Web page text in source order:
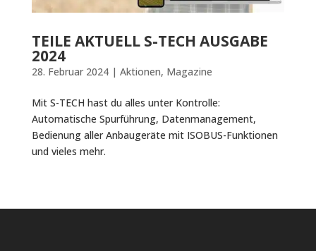
TEILE AKTUELL S-TECH AUSGABE
2024
28. Februar 2024| Aktionen, Magazine
Mit S-TECH hast du alles unter Kontrolle:
Automatische Spurführung, Datenmanagement,
Bedienung aller Anbaugeräte mit ISOBUS-Funktionen
und vieles mehr.